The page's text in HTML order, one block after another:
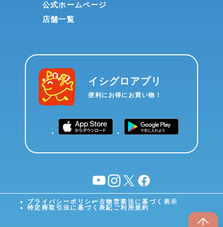
公式ホームページ
店舗一覧
イシグロアプリ
便利にお得にお買い物！
YouTubeinstagram
X facebook
プライバシーポリシー古物営業法に基づく表示
特定商取引法に基づく表記 ご利用規約